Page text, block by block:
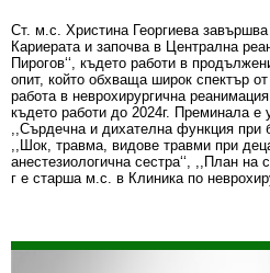
Ст. м.с. Христина Георгиева
Кариерата и започва в Централна
Пирогов‘‘, където работи в
опит, който обхваща широк спектър
работа в неврохирургична
където работи до 2024г. Преминала е
,,Сърдечна и дихателна функция при
,,Шок, травма, видове травми при
анестезиологична сестра‘‘, ,,План на
г е старша м.с. в Клиника по